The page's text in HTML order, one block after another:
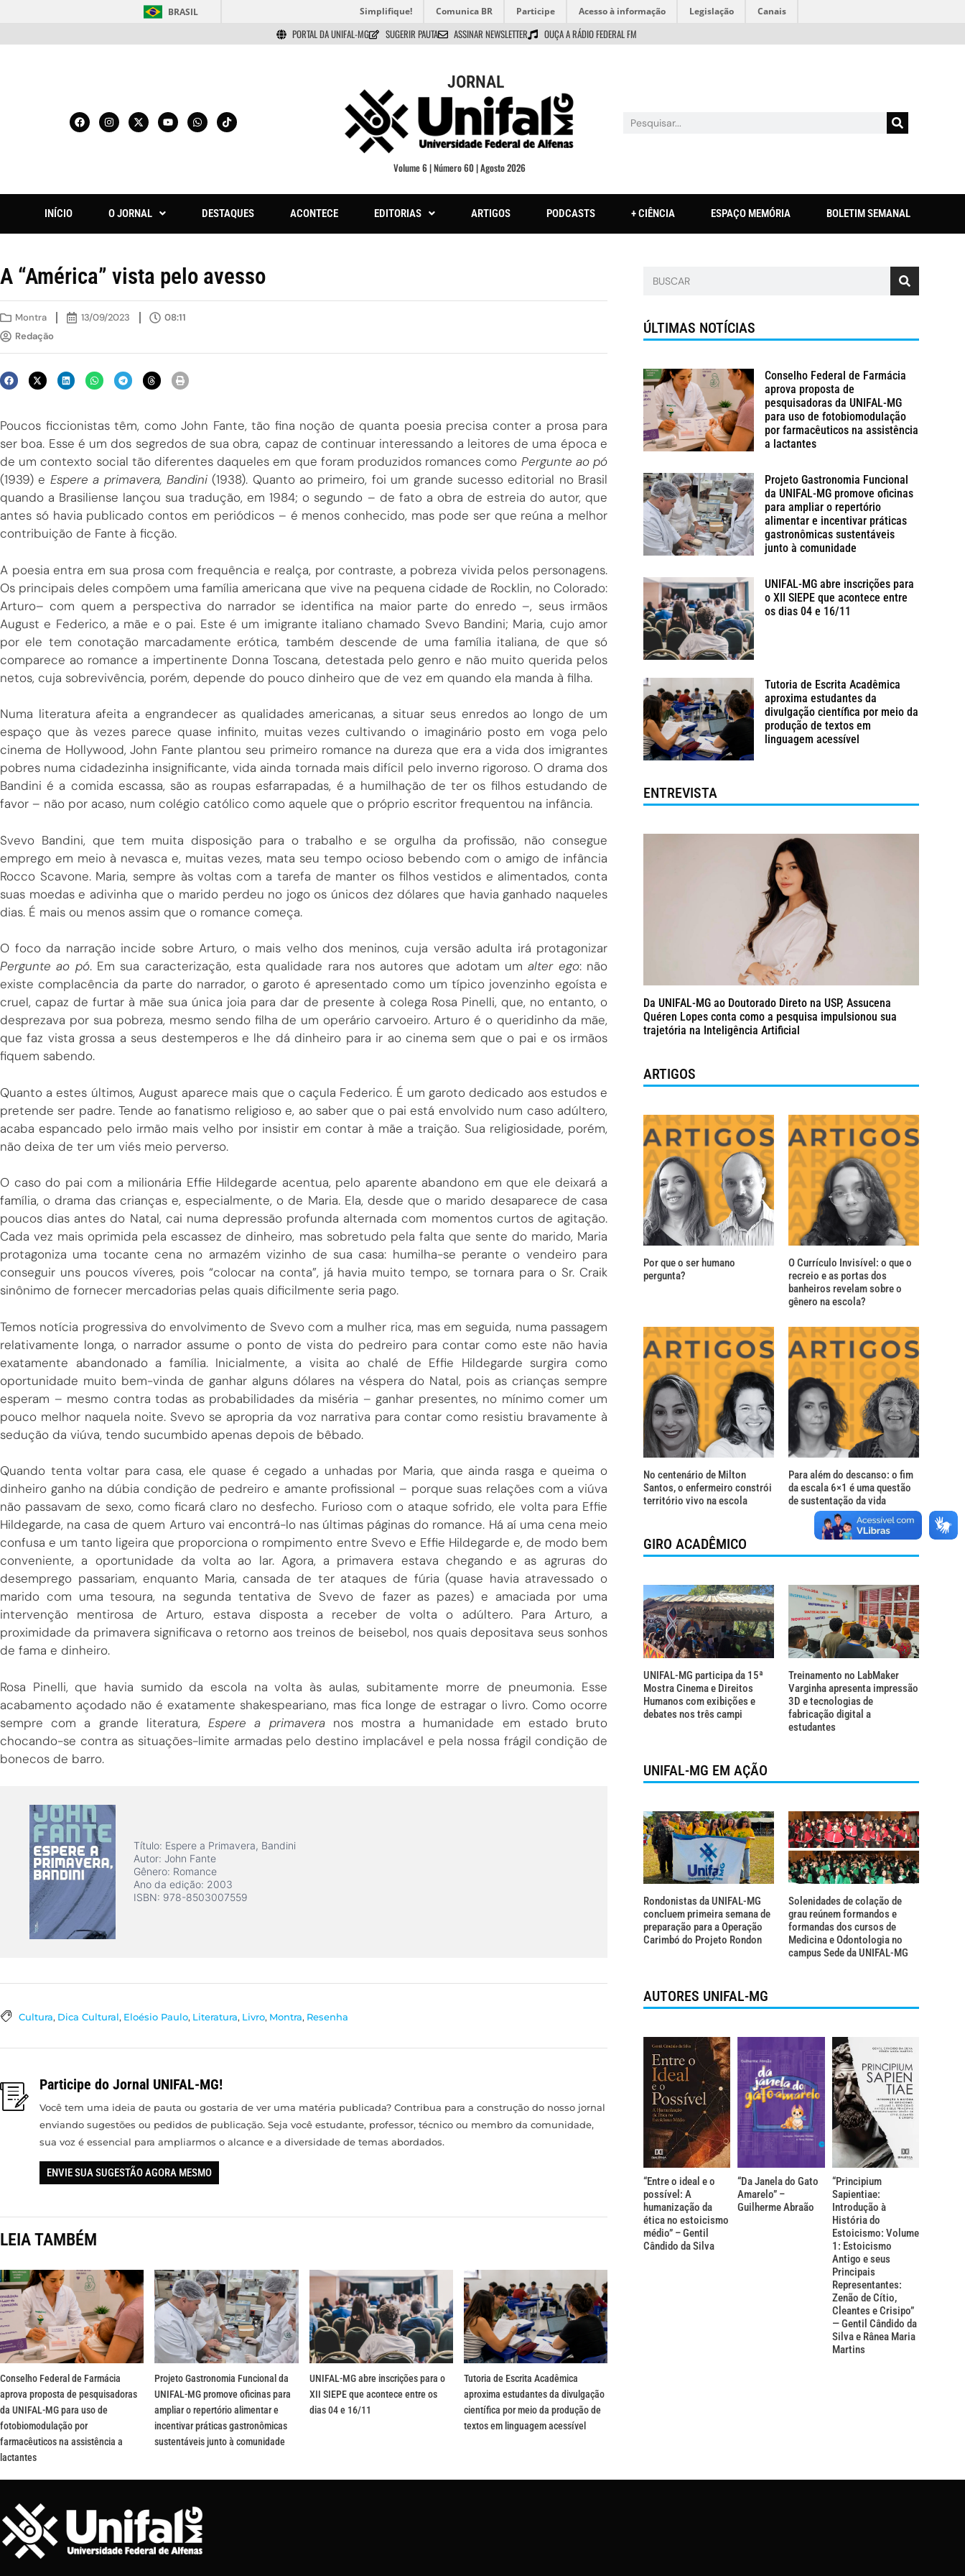
BRASIL Simplifique! Comunica BR Participe Acesso à informação Legislação Canais
PORTAL DA UNIFAL-MG SUGERIR PAUTA ASSINAR NEWSLETTER OUÇA A RÁDIO FEDERAL FM
JORNAL
Volume 6 | Número 60 | Agosto 2026
INÍCIO O JORNAL DESTAQUES ACONTECE EDITORIAS ARTIGOS PODCASTS + CIÊNCIA ESPAÇO MEMÓRIA BOLETIM SEMANAL
A “América” vista pelo avesso
Montra 13/09/2023
08:11
Redação
Poucos ficcionistas têm, como John Fante, tão fina noção de quanta poesia precisa conter a prosa para
ser boa. Esse é um dos segredos de sua obra, capaz de continuar interessando a leitores de uma época e
de um contexto social tão diferentes daqueles em que foram produzidos romances como Pergunte ao pó
(1939) e Espere a primavera, Bandini(1938). Quanto ao primeiro, foi um grande sucesso editorial no Brasil
quando a Brasiliense lançou sua tradução, em 1984; o segundo – de fato a obra de estreia do autor, que
antes só havia publicado contos em periódicos – é menos conhecido, mas pode ser que reúna a melhor
contribuição de Fante à ficção.
A poesia entra em sua prosa com frequência e realça, por contraste, a pobreza vivida pelos personagens.
Os principais deles compõem uma família americana que vive na pequena cidade de Rocklin, no Colorado:
Arturo– com quem a perspectiva do narrador se identifica na maior parte do enredo –, seus irmãos
August e Federico, a mãe e o pai. Este é um imigrante italiano chamado Svevo Bandini; Maria, cujo amor
por ele tem conotação marcadamente erótica, também descende de uma família italiana, de que só
comparece ao romance a impertinente Donna Toscana, detestada pelo genro e não muito querida pelos
netos, cuja sobrevivência, porém, depende do pouco dinheiro que de vez em quando ela manda à filha.
Numa literatura afeita a engrandecer as qualidades americanas, a situar seus enredos ao longo de um
espaço que às vezes parece quase infinito, muitas vezes cultivando o imaginário posto em voga pelo
cinema de Hollywood, John Fante plantou seu primeiro romance na dureza que era a vida dos imigrantes
pobres numa cidadezinha insignificante, vida ainda tornada mais difícil pelo inverno rigoroso. O drama dos
Bandini é a comida escassa, são as roupas esfarrapadas, é a humilhação de ter os filhos estudando de
favor – não por acaso, num colégio católico como aquele que o próprio escritor frequentou na infância.
Svevo Bandini, que tem muita disposição para o trabalho e se orgulha da profissão, não consegue
emprego em meio à nevasca e, muitas vezes, mata seu tempo ocioso bebendo com o amigo de infância
Rocco Scavone. Maria, sempre às voltas com a tarefa de manter os filhos vestidos e alimentados, conta
suas moedas e adivinha que o marido perdeu no jogo os únicos dez dólares que havia ganhado naqueles
dias. É mais ou menos assim que o romance começa.
O foco da narração incide sobre Arturo, o mais velho dos meninos, cuja versão adulta irá protagonizar
Pergunte ao pó. Em sua caracterização, esta qualidade rara nos autores que adotam umalter ego: não
existe complacência da parte do narrador, o garoto é apresentado como um típico jovenzinho egoísta e
cruel, capaz de furtar à mãe sua única joia para dar de presente à colega Rosa Pinelli, que, no entanto, o
desprezava por sua pobreza, mesmo sendo filha de um operário carvoeiro. Arturo é o queridinho da mãe,
que faz vista grossa a seus destemperos e lhe dá dinheiro para ir ao cinema sem que o pai e os irmãos
fiquem sabendo.
Quanto a estes últimos, August aparece mais que o caçula Federico. É um garoto dedicado aos estudos e
pretende ser padre. Tende ao fanatismo religioso e, ao saber que o pai está envolvido num caso adúltero,
acaba espancado pelo irmão mais velho por insistir em contar à mãe a traição. Sua religiosidade, porém,
não deixa de ter um viés meio perverso.
O caso do pai com a milionária Effie Hildegarde acentua, pelo aparente abandono em que ele deixará a
família, o drama das crianças e, especialmente, o de Maria. Ela, desde que o marido desaparece de casa
poucos dias antes do Natal, cai numa depressão profunda alternada com momentos curtos de agitação.
Cada vez mais oprimida pela escassez de dinheiro, mas sobretudo pela falta que sente do marido, Maria
protagoniza uma tocante cena no armazém vizinho de sua casa: humilha-se perante o vendeiro para
conseguir uns poucos víveres, pois “colocar na conta”, já havia muito tempo, se tornara para o Sr. Craik
sinônimo de fornecer mercadorias pelas quais dificilmente seria pago.
Temos notícia progressiva do envolvimento de Svevo com a mulher rica, mas em seguida, numa passagem
relativamente longa, o narrador assume o ponto de vista do pedreiro para contar como este não havia
exatamente abandonado a família. Inicialmente, a visita ao chalé de Effie Hildegarde surgira como
oportunidade muito bem-vinda de ganhar alguns dólares na véspera do Natal, pois as crianças sempre
esperam – mesmo contra todas as probabilidades da miséria – ganhar presentes, no mínimo comer um
pouco melhor naquela noite. Svevo se apropria da voz narrativa para contar como resistiu bravamente à
sedução da viúva, tendo sucumbido apenas depois de bêbado.
Quando tenta voltar para casa, ele quase é cegado a unhadas por Maria, que ainda rasga e queima o
dinheiro ganho na dúbia condição de pedreiro e amante profissional – porque suas relações com a viúva
não passavam de sexo, como ficará claro no desfecho. Furioso com o ataque sofrido, ele volta para Effie
Hildegarde, na casa de quem Arturo vai encontrá-lo nas últimas páginas do romance. Há aí uma cena meio
confusa e um tanto ligeira que proporciona o rompimento entre Svevo e Effie Hildegarde e, de modo bem
conveniente, a oportunidade da volta ao lar. Agora, a primavera estava chegando e as agruras do
desemprego passariam, enquanto Maria, cansada de ter ataques de fúria (quase havia atravessado o
marido com uma tesoura, na segunda tentativa de Svevo de fazer as pazes) e amaciada por uma
intervenção mentirosa de Arturo, estava disposta a receber de volta o adúltero. Para Arturo, a
proximidade da primavera significava o retorno aos treinos de beisebol, nos quais depositava seus sonhos
de fama e dinheiro.
Rosa Pinelli, que havia sumido da escola na volta às aulas, subitamente morre de pneumonia. Esse
acabamento açodado não é exatamente shakespeariano, mas fica longe de estragar o livro. Como ocorre
sempre com a grande literatura,Espere a primaveranos mostra a humanidade em estado bruto
chocando-se contra as situações-limite armadas pelo destino implacável e pela nossa frágil condição de
bonecos de barro.
Título: Espere a Primavera, Bandini
Autor: John Fante
Gênero: Romance
Ano da edição: 2003
ISBN: 978-8503007559
Cultura, Dica Cultural, Eloésio Paulo, Literatura, Livro, Montra, Resenha
Participe do Jornal UNIFAL-MG!
Você tem uma ideia de pauta ou gostaria de ver uma matéria publicada? Contribua para a construção do nosso jornal
enviando sugestões ou pedidos de publicação. Seja você estudante, professor, técnico ou membro da comunidade,
sua voz é essencial para ampliarmos o alcance e a diversidade de temas abordados.
ENVIE SUA SUGESTÃO AGORA MESMO
LEIA TAMBÉM
Conselho Federal de Farmácia
aprova proposta de pesquisadoras
da UNIFAL-MG para uso de
fotobiomodulação por
farmacêuticos na assistência a
lactantes
Projeto Gastronomia Funcional da
UNIFAL-MG promove oficinas para
ampliar o repertório alimentar e
incentivar práticas gastronômicas
sustentáveis junto à comunidade
UNIFAL-MG abre inscrições para o
XII SIEPE que acontece entre os
dias 04 e 16/11
Tutoria de Escrita Acadêmica
aproxima estudantes da divulgação
científica por meio da produção de
textos em linguagem acessível
ÚLTIMAS NOTÍCIAS
Conselho Federal de Farmácia
aprova proposta de
pesquisadoras da UNIFAL-MG
para uso de fotobiomodulação
por farmacêuticos na assistência
a lactantes
Projeto Gastronomia Funcional
da UNIFAL-MG promove oficinas
para ampliar o repertório
alimentar e incentivar práticas
gastronômicas sustentáveis
junto à comunidade
UNIFAL-MG abre inscrições para
o XII SIEPE que acontece entre
os dias 04 e 16/11
Tutoria de Escrita Acadêmica
aproxima estudantes da
divulgação científica por meio da
produção de textos em
linguagem acessível
ENTREVISTA
Da UNIFAL-MG ao Doutorado Direto na USP, Assucena
Quéren Lopes conta como a pesquisa impulsionou sua
trajetória na Inteligência Artificial
ARTIGOS
Por que o ser humano
pergunta?
O Currículo Invisível: o que o
recreio e as portas dos
banheiros revelam sobre o
gênero na escola?
No centenário de Milton
Santos, o enfermeiro constrói
território vivo na escola
Para além do descanso: o fim
da escala 6×1 é uma questão
de sustentação da vida
GIRO ACADÊMICO
UNIFAL-MG participa da 15ª
Mostra Cinema e Direitos
Humanos com exibições e
debates nos três campi
Treinamento no LabMaker
Varginha apresenta impressão
3D e tecnologias de
fabricação digital a
estudantes
UNIFAL-MG EM AÇÃO
Rondonistas da UNIFAL-MG
concluem primeira semana de
preparação para a Operação
Carimbó do Projeto Rondon
Solenidades de colação de
grau reúnem formandos e
formandas dos cursos de
Medicina e Odontologia no
campus Sede da UNIFAL-MG
AUTORES UNIFAL-MG
“Entre o ideal e o
possível: A
humanização da
ética no estoicismo
médio” – Gentil
Cândido da Silva
“Da Janela do Gato
Amarelo” –
Guilherme Abraão
“Principium
Sapientiae:
Introdução à
História do
Estoicismo: Volume
1: Estoicismo
Antigo e seus
Principais
Representantes:
Zenão de Cítio,
Cleantes e Crisipo”
— Gentil Cândido da
Silva e Rânea Maria
Martins